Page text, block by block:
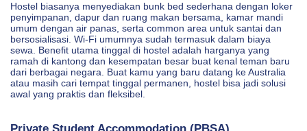
Hostel biasanya menyediakan bunk bed sederhana dengan loker
penyimpanan, dapur dan ruang makan bersama, kamar mandi
umum dengan air panas, serta common area untuk santai dan
bersosialisasi. Wi‑Fi umumnya sudah termasuk dalam biaya
sewa. Benefit utama tinggal di hostel adalah harganya yang
ramah di kantong dan kesempatan besar buat kenal teman baru
dari berbagai negara. Buat kamu yang baru datang ke Australia
atau masih cari tempat tinggal permanen, hostel bisa jadi solusi
awal yang praktis dan fleksibel.